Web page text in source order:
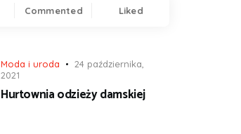
Commented Liked
Moda i uroda
24 października,
2021
Hurtownia odzieży damskiej